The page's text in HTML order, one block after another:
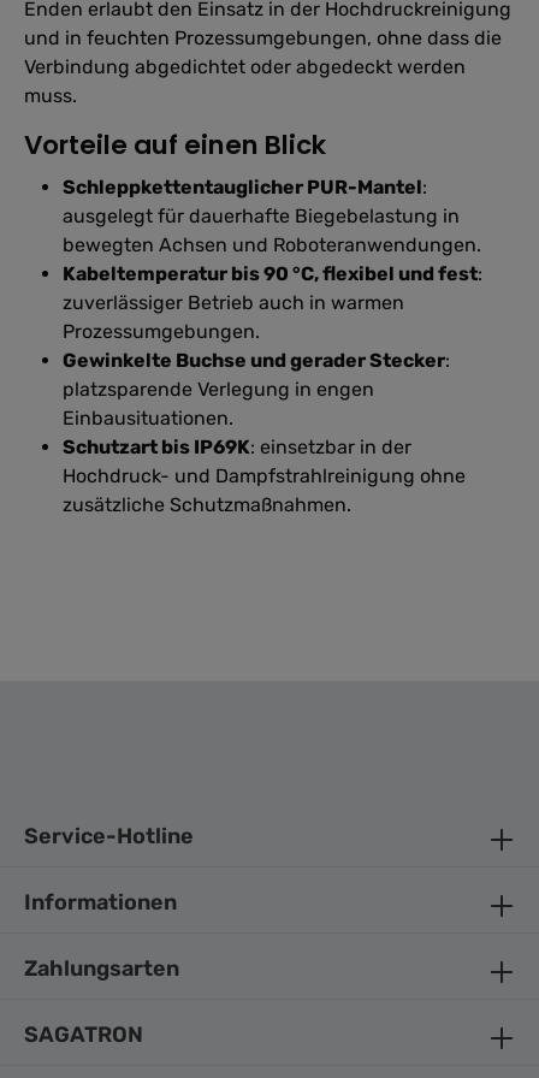
Enden erlaubt den Einsatz in der Hochdruckreinigung
und in feuchten Prozessumgebungen, ohne dass die
Verbindung abgedichtet oder abgedeckt werden
muss.
Vorteile auf einen Blick
Schleppkettentauglicher PUR-Mantel:
ausgelegt für dauerhafte Biegebelastung in
bewegten Achsen und Roboteranwendungen.
Kabeltemperatur bis 90 °C, flexibel und fest:
zuverlässiger Betrieb auch in warmen
Prozessumgebungen.
Gewinkelte Buchse und gerader Stecker:
platzsparende Verlegung in engen
Einbausituationen.
Schutzart bis IP69K: einsetzbar in der
Hochdruck- und Dampfstrahlreinigung ohne
zusätzliche Schutzmaßnahmen.
SAGATRON
Service-Hotline
Informationen
Zahlungsarten